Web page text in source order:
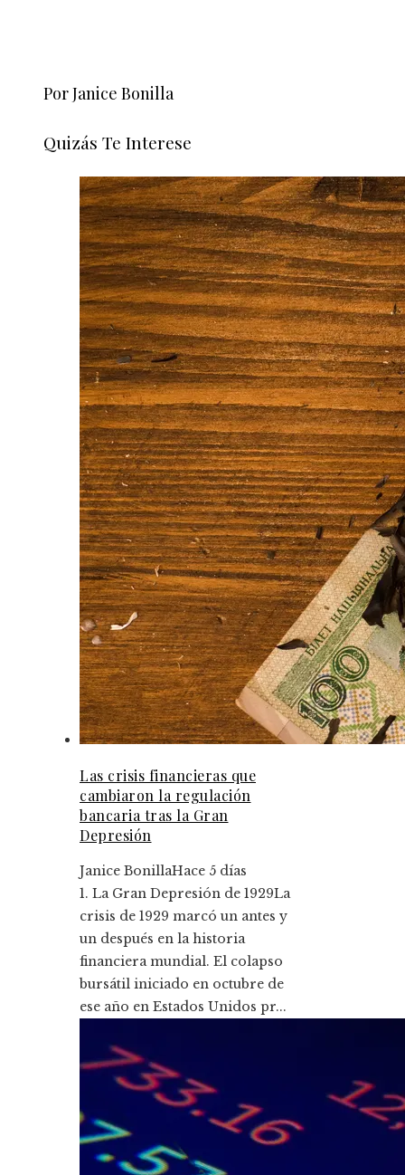
Por Janice Bonilla
Quizás Te Interese
Las crisis financieras que
cambiaron la regulación
bancaria tras la Gran
Depresión
Janice BonillaHace 5 días
1. La Gran Depresión de 1929La
crisis de 1929 marcó un antes y
un después en la historia
financiera mundial. El colapso
bursátil iniciado en octubre de
ese año en Estados Unidos pr...